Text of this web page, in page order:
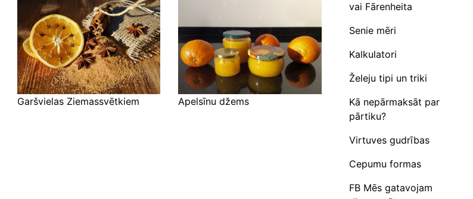
Garšvielas Ziemassvētkiem Apelsīnu džems
vai Fārenheita
Senie mēri
Kalkulatori
Želeju tipi un triki
Kā nepārmaksāt par
pārtiku?
Virtuves gudrības
Cepumu formas
FB Mēs gatavojam